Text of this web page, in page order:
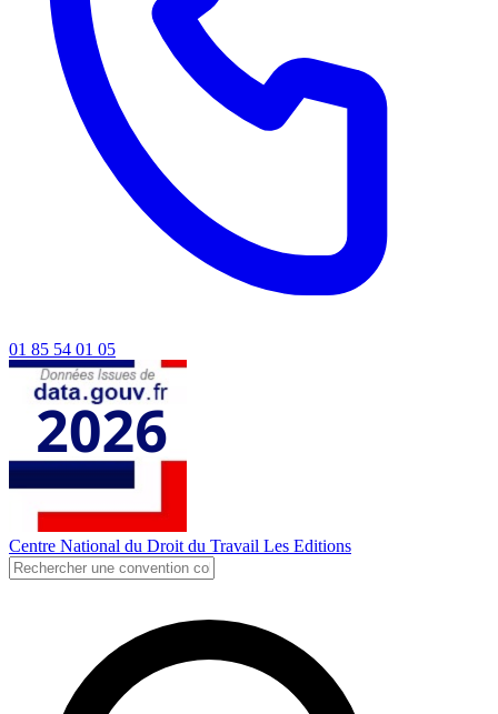
01 85 54 01 05
Centre National du Droit du Travail Les Editions